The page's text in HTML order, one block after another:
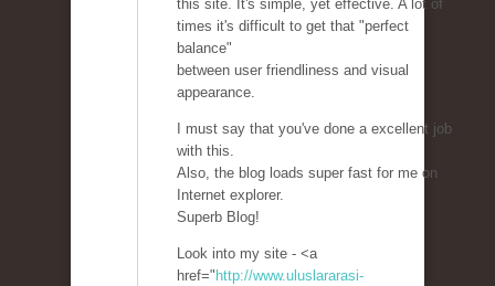
this site. It's simple, yet effective. A lot of
times it's difficult to get that "perfect
balance"
between user friendliness and visual
appearance.
I must say that you've done a excellent job
with this.
Also, the blog loads super fast for me on
Internet explorer.
Superb Blog!
Look into my site - <a
href=" http://www.uluslararasi-